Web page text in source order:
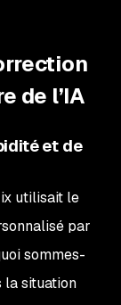
de l’IA
et de
utilisait le
par
sommes-
la situation